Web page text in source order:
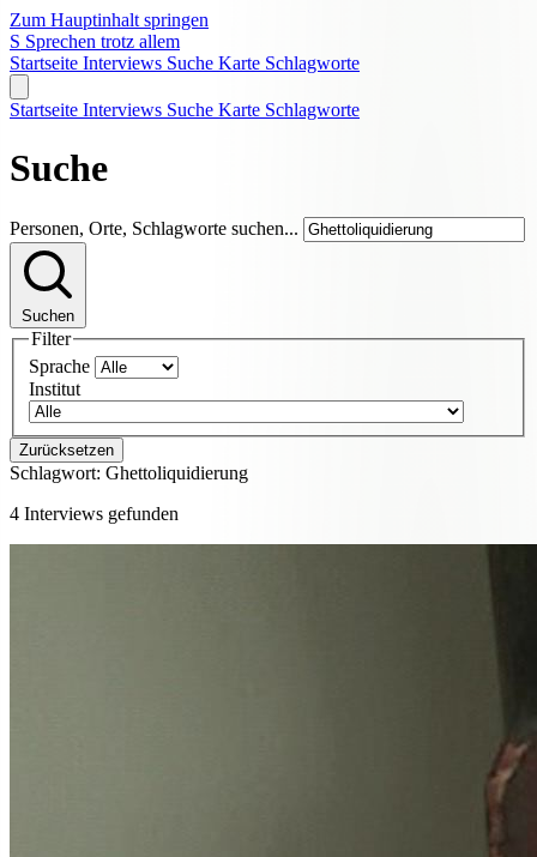
Zum Hauptinhalt springen
S Sprechen trotz allem
Startseite Interviews Suche Karte Schlagworte
Startseite Interviews Suche Karte Schlagworte
Suche
Personen, Orte, Schlagworte suchen...
Suchen
Filter
Sprache
Institut
Zurücksetzen
Schlagwort: Ghettoliquidierung
4 Interviews gefunden